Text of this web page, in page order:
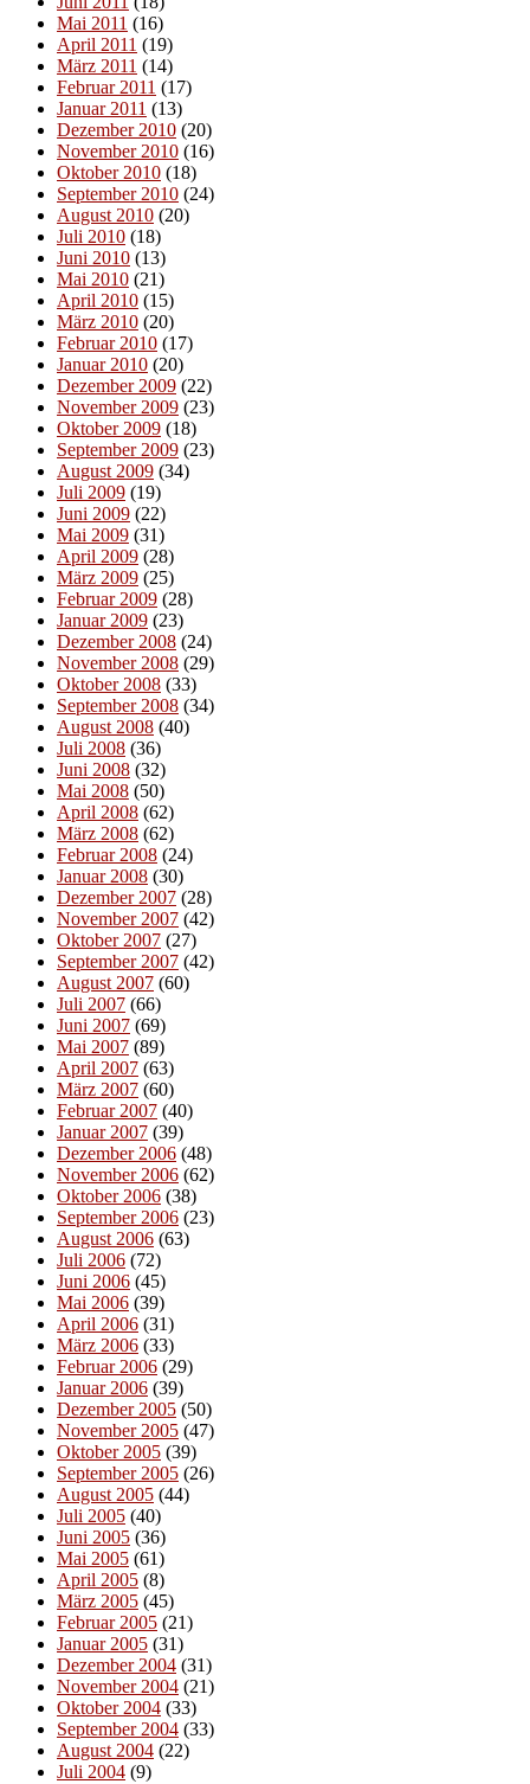
Mai 2011 (16)
April 2011 (19)
März 2011 (14)
Februar 2011 (17)
Januar 2011 (13)
Dezember 2010 (20)
November 2010 (16)
Oktober 2010 (18)
September 2010 (24)
August 2010 (20)
Juli 2010 (18)
Juni 2010 (13)
Mai 2010 (21)
April 2010 (15)
März 2010 (20)
Februar 2010 (17)
Januar 2010 (20)
Dezember 2009 (22)
November 2009 (23)
Oktober 2009 (18)
September 2009 (23)
August 2009 (34)
Juli 2009 (19)
Juni 2009 (22)
Mai 2009 (31)
April 2009 (28)
März 2009 (25)
Februar 2009 (28)
Januar 2009 (23)
Dezember 2008 (24)
November 2008 (29)
Oktober 2008 (33)
September 2008 (34)
August 2008 (40)
Juli 2008 (36)
Juni 2008 (32)
Mai 2008 (50)
April 2008 (62)
März 2008 (62)
Februar 2008 (24)
Januar 2008 (30)
Dezember 2007 (28)
November 2007 (42)
Oktober 2007 (27)
September 2007 (42)
August 2007 (60)
Juli 2007 (66)
Juni 2007 (69)
Mai 2007 (89)
April 2007 (63)
März 2007 (60)
Februar 2007 (40)
Januar 2007 (39)
Dezember 2006 (48)
November 2006 (62)
Oktober 2006 (38)
September 2006 (23)
August 2006 (63)
Juli 2006 (72)
Juni 2006 (45)
Mai 2006 (39)
April 2006 (31)
März 2006 (33)
Februar 2006 (29)
Januar 2006 (39)
Dezember 2005 (50)
November 2005 (47)
Oktober 2005 (39)
September 2005 (26)
August 2005 (44)
Juli 2005 (40)
Juni 2005 (36)
Mai 2005 (61)
April 2005 (8)
März 2005 (45)
Februar 2005 (21)
Januar 2005 (31)
Dezember 2004 (31)
November 2004 (21)
Oktober 2004 (33)
September 2004 (33)
August 2004 (22)
Juli 2004 (9)